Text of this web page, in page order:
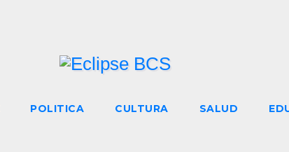
POLITICA CULTURA SALUD